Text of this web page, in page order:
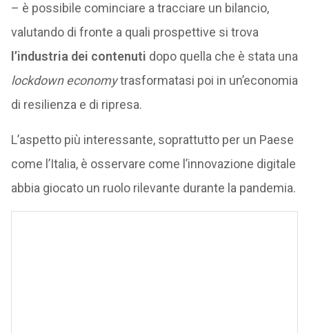
– è possibile cominciare a tracciare un bilancio,
valutando di fronte a quali prospettive si trova
l’industria dei contenuti dopo quella che è stata una
lockdown economytrasformatasi poi in un’economia
di resilienza e di ripresa.
L’aspetto più interessante, soprattutto per un Paese
come l’Italia, è osservare come l’innovazione digitale
abbia giocato un ruolo rilevante durante la pandemia.